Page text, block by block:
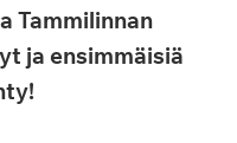
Tammilinnan
ja ensimmäisiä